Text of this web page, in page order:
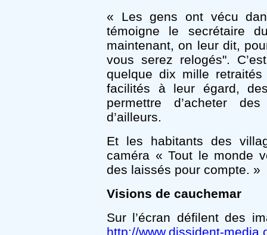
« Les gens ont vécu
témoigne le secrétaire
maintenant, on leur dit,
vous serez relogés".
quelque dix mille
facilités à leur égard,
permettre d’acheter
d’ailleurs.
Et les habitants des
caméra « Tout le monde
des laissés pour compte. »
Visions de cauchemar
Sur l’écran défilent des
http://www.dissident-